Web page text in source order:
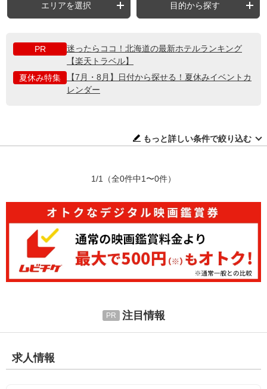
エリアを選択 目的から探す
PR
迷ったらココ！北海道の最新ホテルランキング
【楽天トラベル】
夏休み特集
【7月・8月】日付から探せる！夏休みイベントカ
レンダー
もっと詳しい条件で絞り込む
1/1 （全0件中1〜0件）
注目情報
求人情報